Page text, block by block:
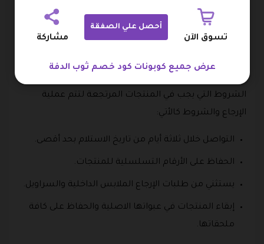
توضيح سبب الإرجاع ، وتستغرق عملية الإرجاع من أسبوع
حتى ثلاثة أسابيع يتم فيها فحص المنتج.
وعند قبول طلب الإرجاع يتحمل العميل رسوم الشحن ويتم
الشروط التي يجب في المنتجات المرتجعة لتتم عملية
الإرجاع والشروط كالأتي:
التواصل خلال ثلاثة أيام من تاريخ الاستلام بحد أقصى.
الحفاظ على الأرقام التسلسلية للمنتجات.
يستثني من طلبات الإرجاع الملابس الداخلية والسراويل.
إبقاء المنتجات في عبواتها الاصلية والحفاظ على كافة
ملحقاتها.
تسوق الآن
أحصل علي الصفقة
مشاركة
عرض جميع كوبونات كود خصم ثوب الدفة